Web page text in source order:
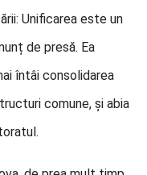
Unificarea este un
de presă. Ea
întâi consolidarea
comune, și abia